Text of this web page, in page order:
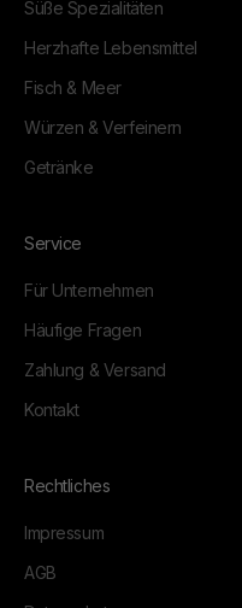
Süße Spezialitäten
Herzhafte Lebensmittel
Fisch & Meer
Würzen & Verfeinern
Getränke
Service
Für Unternehmen
Häufige Fragen
Zahlung & Versand
Kontakt
Rechtliches
Impressum
AGB